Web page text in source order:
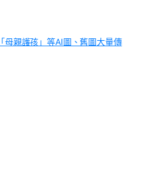
母親護孩」等AI圖、舊圖大量傳